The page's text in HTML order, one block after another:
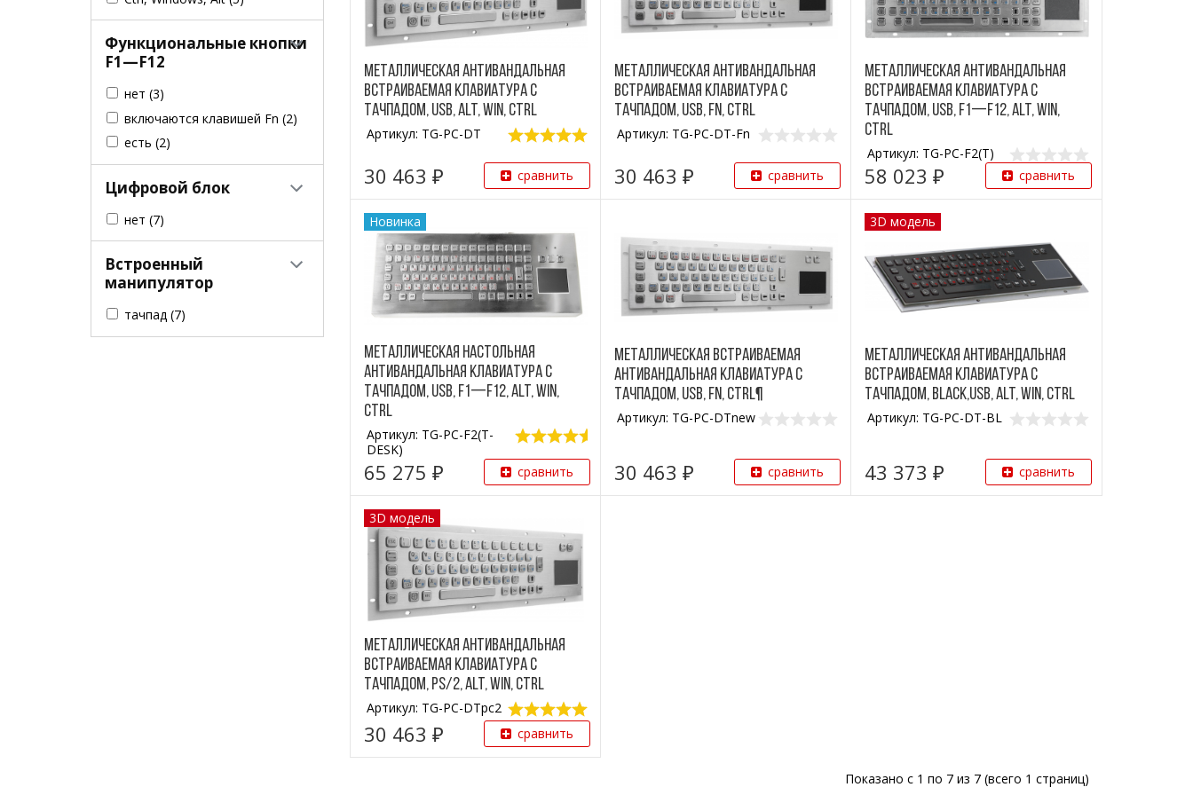
Функциональные кнопки
F1—F12
нет (3)
включаются клавишей Fn (2)
есть (2)
Цифровой блок
нет (7)
Встроенный
манипулятор
тачпад (7)
Металлическая антивандальная
встраиваемая клавиатура с
тачпадом, USB, Alt, Win, Ctrl
Артикул: TG-PC-DT
30 463 ₽ сравнить
Металлическая антивандальная
встраиваемая клавиатура с
тачпадом, USB, Fn, Ctrl
Артикул: TG-PC-DT-Fn
30 463 ₽ сравнить
Металлическая антивандальная
встраиваемая клавиатура с
тачпадом, USB, F1—F12, Alt, Win,
Ctrl
Артикул: TG-PC-F2(T)
58 023 ₽ сравнить
Новинка
Металлическая настольная
антивандальная клавиатура с
тачпадом, USB, F1—F12, Alt, Win,
Ctrl
Артикул: TG-PC-F2(T-
DESK)
65 275 ₽ сравнить
Металлическая встраиваемая
антивандальная клавиатура с
тачпадом, USB, Fn, Ctrl¶
Артикул: TG-PC-DTnew
30 463 ₽ сравнить
3D модель
Металлическая антивандальная
встраиваемая клавиатура с
тачпадом, black,USB, Alt, Win, Ctrl
Артикул: TG-PC-DT-BL
43 373 ₽ сравнить
3D модель
Металлическая антивандальная
встраиваемая клавиатура с
тачпадом, PS/2, Alt, Win, Ctrl
Артикул: TG-PC-DTpc2
30 463 ₽ сравнить
Показано с 1 по 7 из 7 (всего 1 страниц)